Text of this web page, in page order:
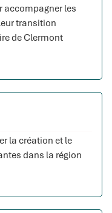
accompagner les
transition
de Clermont
la création et le
dans la région